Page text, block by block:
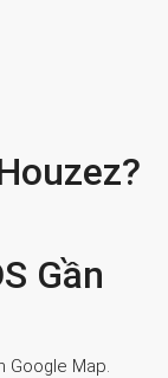
Gần
Google Map.